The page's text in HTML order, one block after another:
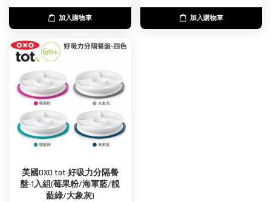
加入購物車 加入購物車
美國OXO tot 好吸力分隔餐
盤-1入組(莓果粉/海軍藍/靚
藍綠/大象灰)